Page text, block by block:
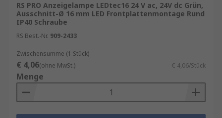
RS PRO Anzeigelampe LEDtec16 24 V ac, 24V dc Grün,
Ausschnitt-Ø 16 mm LED Frontplattenmontage Rund
IP40 Schraube
RS Best.-Nr. 909-2433
Zwischensumme (1 Stück)
€ 4,06(ohne MwSt.) € 4,06/Stück
Menge